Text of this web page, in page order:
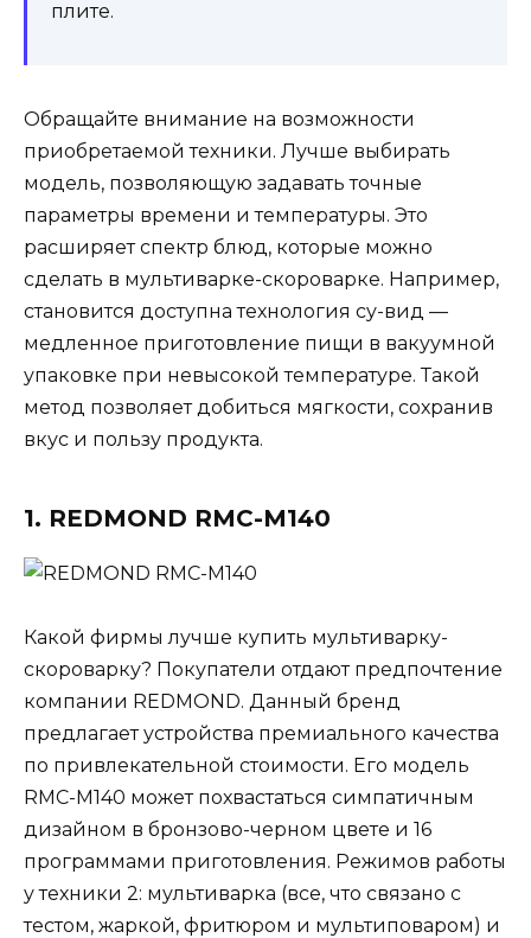
плите.
Обращайте внимание на возможности
приобретаемой техники. Лучше выбирать
модель, позволяющую задавать точные
параметры времени и температуры. Это
расширяет спектр блюд, которые можно
сделать в мультиварке-скороварке. Например,
становится доступна технология су-вид —
медленное приготовление пищи в вакуумной
упаковке при невысокой температуре. Такой
метод позволяет добиться мягкости, сохранив
вкус и пользу продукта.
1. REDMOND RMC-M140
Какой фирмы лучше купить мультиварку-
скороварку? Покупатели отдают предпочтение
компании REDMOND. Данный бренд
предлагает устройства премиального качества
по привлекательной стоимости. Его модель
RMC-M140 может похвастаться симпатичным
дизайном в бронзово-черном цвете и 16
программами приготовления. Режимов работы
у техники 2: мультиварка (все, что связано с
тестом, жаркой, фритюром и мультиповаром) и